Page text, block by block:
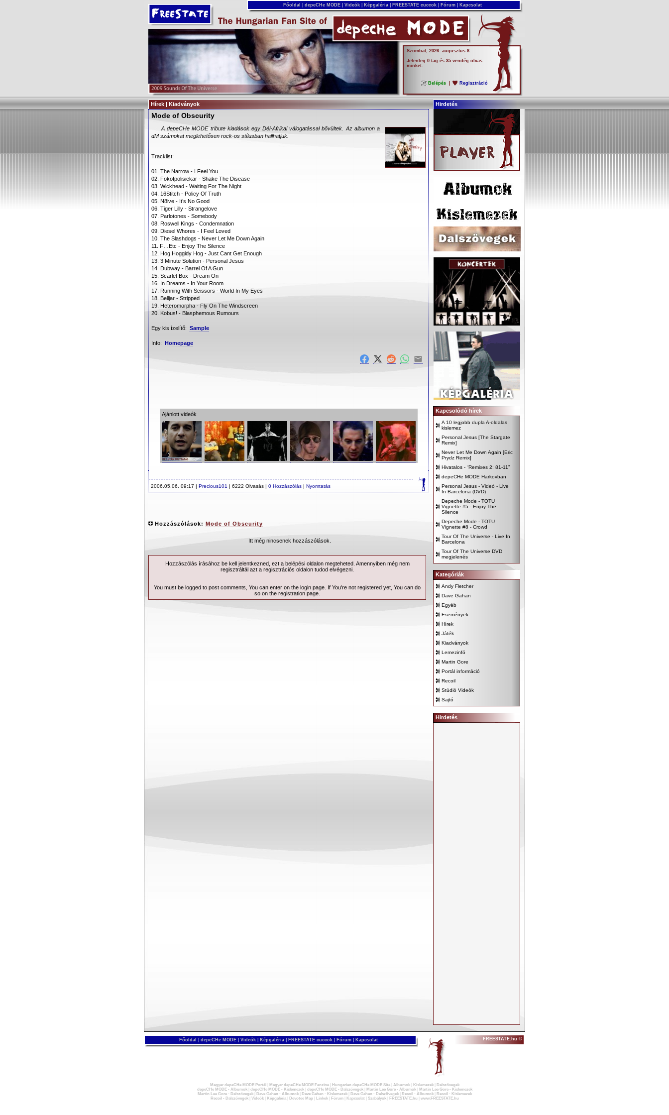
Főoldal depeCHe MODE Videók Képgaléria FREESTATE cuccok Fórum Kapcsolat
Szombat, 2026. augusztus 8.
Jelenleg 0 tag és 35 vendég olvas
minket.
Belépés Regisztráció
Hírek | Kiadványok Hirdetés
Mode of Obscurity
A depeCHe MODE tribute kiadások egy Dél-Afrikai válogatással bővültek. Az albumon a
dM számokat meglehetősen rock-os stílusban hallhatjuk.
Tracklist:
01. The Narrow - I Feel You
02. Fokofpolisiekar - Shake The Disease
03. Wickhead - Waiting For The Night
04. 16Stitch - Policy Of Truth
05. N8ive - It’s No Good
06. Tiger Lilly - Strangelove
07. Parlotones - Somebody
08. Roswell Kings - Condemnation
09. Diesel Whores - I Feel Loved
10. The Slashdogs - Never Let Me Down Again
11. F…Etc - Enjoy The Silence
12. Hog Hoggidy Hog - Just Cant Get Enough
13. 3 Minute Solution - Personal Jesus
14. Dubway - Barrel Of A Gun
15. Scarlet Box - Dream On
16. In Dreams - In Your Room
17. Running With Scissors - World In My Eyes
18. Belljar - Stripped
19. Heteromorpha - Fly On The Windscreen
20. Kobus! - Blasphemous Rumours
Egy kis ízelítő: Sample
Info: Homepage
Ajánlott videók
2006.05.06. 09:17 | Precious101 | 6222 Olvasás | 0 Hozzászólás | Nyomtatás
Hozzászólások: Mode of Obscurity
Itt még nincsenek hozzászólások.
Hozzászólás írásához be kell jelentkezned, ezt a belépésioldalon megteheted. Amennyiben még nem
regisztráltál azt a regisztrációs oldalon tudod elvégezni.
You must be logged to post comments, You can enter on the login page . If You're not registered yet, You can do
so on the registration page
Kapcsolódó hírek
A 10 legjobb dupla A-oldalas
kislemez
Personal Jesus [The Stargate
Remix]
Never Let Me Down Again [Eric
Prydz Remix]
Hivatalos - “Remixes 2: 81-11”
depeCHe MODE Harkovban
Personal Jesus - Videó - Live
In Barcelona (DVD)
Depeche Mode - TOTU
Vignette #5 - Enjoy The
Silence
Depeche Mode - TOTU
Vignette #8 - Crowd
Tour Of The Universe - Live In
Barcelona
Tour Of The Universe DVD
megjelenés
Kategóriák
Andy Fletcher
Dave Gahan
Egyéb
Események
Hírek
Játék
Kiadványok
Lemezinfó
Martin Gore
Portál információ
Recoil
Stúdió Videók
Sajtó
Hirdetés
Főoldal depeCHe MODE Videók Képgaléria FREESTATE cuccok Fórum Kapcsolat FREESTATE.hu ©
Magyar depeCHe MODE Portál Magyar depeCHe MODE Fanzine| Hungarian depeCHe MODE Site| Albumok| Kislemezek|
Dalszövegek
depeCHe MODE - Albumok| depeCHe MODE - Kislemezek| depeCHe MODE - Dalszövegek| Martin Lee Gore - Albumok|
Martin Lee Gore - Kislemezek
Martin Lee Gore - Dalszövegek| Dave Gahan - Albumok| Dave Gahan - Kislemezek| Dave Gahan - Dalszövegek| Recoil - Albumok|
Recoil - Kislemezek
Recoil - Dalszövegek| Videók| Képgaléria| Devotee Map| Linkek| Fórum| Kapcsolat| Szabályok| FREESTATE.hu www.FREESTATE.hu